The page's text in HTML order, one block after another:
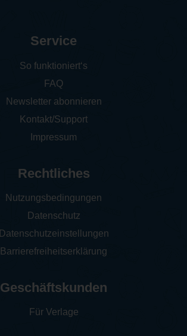
Service
So funktioniert‘s
FAQ
Newsletter abonnieren
Kontakt/Support
Impressum
Rechtliches
Nutzungsbedingungen
Datenschutz
Datenschutzeinstellungen
Barrierefreiheitserklärung
Geschäftskunden
Für Verlage